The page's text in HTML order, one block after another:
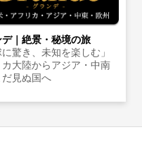
デ｜絶景・秘境の旅
に驚き、未知を楽しむ」
カ大陸からアジア・中南
見ぬ国へ